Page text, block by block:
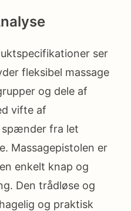
ser
fleksibel massage
og dele af
vifte af
spænder fra let
Massagepistolen er
enkelt knap og
Den trådløse og
og praktisk